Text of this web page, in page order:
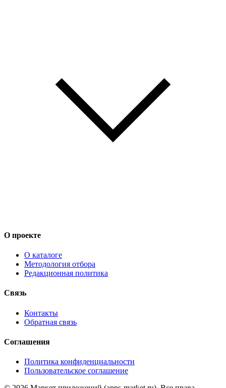
О проекте
О каталоге
Методология отбора
Редакционная политика
Связь
Контакты
Обратная связь
Соглашения
Политика конфиденциальности
Пользовательское соглашение